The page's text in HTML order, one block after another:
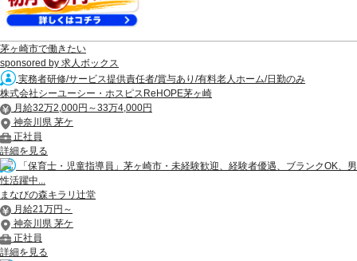
茅ヶ崎市で働きたい
sponsored by 求人ボックス
実務者研修/サービス提供責任者/賞与あり/有料老人ホーム/日勤のみ
株式会社シーユーシー・ホスピスReHOPE茅ヶ崎
月給32万2,000円～33万4,000円
神奈川県 茅ケ
正社員
詳細を見る
「保育士・児童指導員」茅ヶ崎市・未経験歓迎、経験者優遇、ブランクOK、男
性活躍中...
まなびの森キラリ辻堂
月給21万円～
神奈川県 茅ケ
正社員
詳細を見る